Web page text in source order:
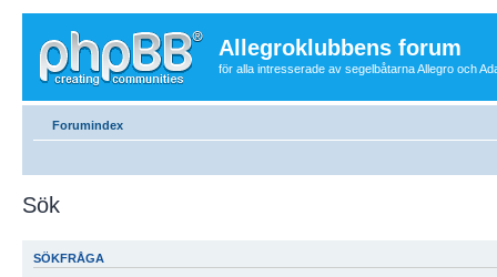
Allegroklubbens forum
för alla intresserade av segelbåtarna Allegro och
Forumindex
Sök
SÖKFRÅGA